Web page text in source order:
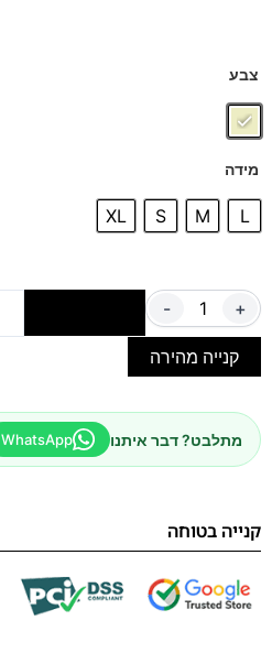
צבע
מידה
L
M
S
XL
- +
קנייה מהירה
מתלבט? דבר איתנו WhatsApp
קנייה בטוחה